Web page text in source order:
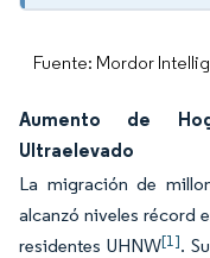
Fuente: Mordor
Aumento de
Ultraelevado
La migración de
alcanzó niveles récord
residentes UHNW[1].